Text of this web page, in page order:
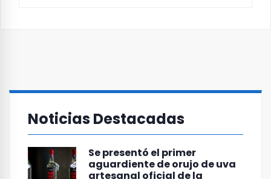
Noticias Destacadas
Se presentó el primer
aguardiente de orujo de uva
artesanal oficial de la